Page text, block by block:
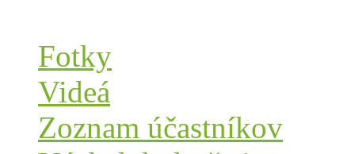
Fotky
Videá
Zoznam účastníkov